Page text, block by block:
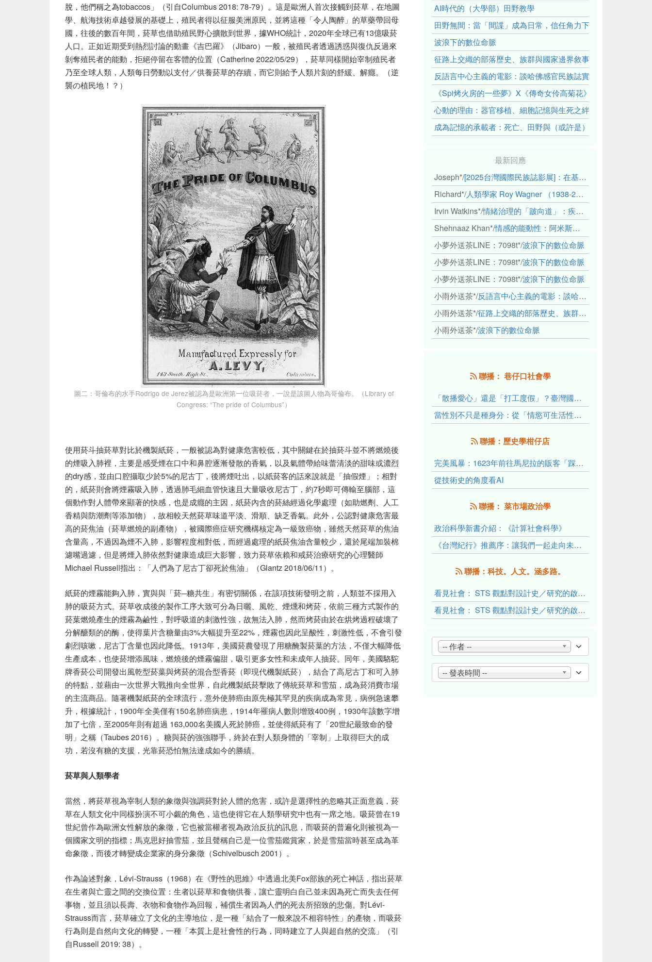
脫，他們稱之為tobaccos」（引自Columbus 2018: 78-79）。這是歐洲人首次接觸到菸草，在地圖
學、航海技術卓越發展的基礎上，殖民者得以征服美洲原民，並將這種「令人陶醉」的草藥帶回母
國，往後的數百年間，菸草也借助殖民野心擴散到世界，據WHO統計，2020年全球已有13億吸菸
人口。正如近期受到熱烈討論的動畫《吉巴羅》（Jibaro）一般，被殖民者透過誘惑與復仇反過來
剝奪殖民者的能動，拒絕停留在客體的位置（Catherine 2022/05/29），菸草同樣開始宰制殖民者
乃至全球人類，人類每日勞動以支付／供養菸草的存續，而它則給予人類片刻的舒緩、解癮。（逆
襲の植民地！？）
圖二：哥倫布的水手Rodrigo de Jerez被認為是歐洲第一位吸菸者，一說是該圖人物為哥倫布。（Library of
Congress: “The pride of Columbus”）
使用菸斗抽菸草對比於機製紙菸，一般被認為對健康危害較低，其中關鍵在於抽菸斗並不將燃燒後
的煙吸入肺裡，主要是感受煙在口中和鼻腔逐漸發散的香氣，以及氣體帶給味蕾清淡的甜味或濃烈
的dry感，並由口腔攝取少於5%的尼古丁，後將煙吐出，以紙菸客的話來說就是「抽假煙」；相對
的，紙菸則會將煙霧吸入肺，透過肺毛細血管快速且大量吸收尼古丁，約7秒即可傳輸至腦部，這
個動作對人體帶來顯著的快感，也是成癮的主因，紙菸內含的菸絲經過化學處理（如助燃劑、人工
香精與防潮劑等添加物），故相較天然菸草味道平淡、滑順、缺乏香氣。此外，公認對健康危害最
高的菸焦油（菸草燃燒的副產物），被國際癌症研究機構核定為一級致癌物，雖然天然菸草的焦油
含量高，不過因為煙不入肺，影響程度相對低，而經過處理的紙菸焦油含量較少，還於尾端加裝棉
濾嘴過濾，但是將煙入肺依然對健康造成巨大影響，致力菸草依賴和戒菸治療研究的心理醫師
Michael Russell指出：「人們為了尼古丁卻死於焦油」（Glantz 2018/06/11）。
紙菸的煙霧能夠入肺，實與與「菸─糖共生」有密切關係，在該項技術發明之前，人類並不採用入
肺的吸菸方式。菸草收成後的製作工序大致可分為日曬、風乾、煙燻和烤菸，依前三種方式製作的
菸葉燃燒產生的煙霧為鹼性，對呼吸道的刺激性強，故無法入肺，然而烤菸由於在烘烤過程破壞了
分解醣類的的酶，使得葉片含糖量由3%大幅提升至22%，煙霧也因此呈酸性，刺激性低，不會引發
劇烈咳嗽，尼古丁含量也因此降低。1913年，美國菸農發現了用糖醃製菸葉的方法，不僅大幅降低
生產成本，也使菸增添風味，燃燒後的煙霧偏甜，吸引更多女性和未成年人抽菸。同年，美國駱駝
牌香菸公司開發出風乾型菸葉與烤菸的混合型香菸（即現代機製紙菸），結合了高尼古丁和可入肺
的特點，並藉由一次世界大戰推向全世界，自此機製紙菸擊敗了傳統菸草和雪茄，成為菸消費市場
的主流商品。隨著機製紙菸的全球流行，意外使肺癌由原先極其罕見的疾病成為常見，病例急速攀
升，根據統計，1900年全美僅有150名肺癌病患，1914年罹病人數則增致400例，1930年該數字增
加了七倍，至2005年則有超過 163,000名美國人死於肺癌，並使得紙菸有了「20世紀最致命的發
明」之稱（Taubes 2016）。糖與菸的強強聯手，終於在對人類身體的「宰制」上取得巨大的成
功，若沒有糖的支援，光靠菸恐怕無法達成如今的勝績。
菸草與人類學者
當然，將菸草視為宰制人類的象徵與強調菸對於人體的危害，或許是選擇性的忽略其正面意義，菸
草在人類文化中同樣扮演不可小覷的角色，這也使得它在人類學研究中也有一席之地。吸菸曾在19
世紀曾作為歐洲女性解放的象徵，它也被當權者視為政治反抗的訊息，而吸菸的普遍化則被視為一
個國家文明的指標；馬克思好抽雪茄，並且聲稱自己是一位雪茄鑑賞家，於是雪茄當時甚至成為革
命象徵，而後才轉變成企業家的身分象徵（Schivelbusch 2001）。
作為論述對象，Lévi-Strauss（1968）在《野性的思維》中透過北美Fox部族的死亡神話，指出菸草
在生者與亡靈之間的交換位置：生者以菸草和食物供養，讓亡靈明白自己並未因為死亡而失去任何
事物，並且須以長壽、衣物和食物作為回報，補償生者因為人們的死去所招致的悲傷。對Lévi-
Strauss而言，菸草確立了文化的主導地位，是一種「結合了一般來說不相容特性」的產物，而吸菸
行為則是自然向文化的轉變，一種「本質上是社會性的行為，同時建立了人與超自然的交流」（引
自Russell 2019: 38）。
AI時代的（大學部）田野教學
田野無間：當「間諜」成為日常，信任角力下的情感伏流
波浪下的數位命脈
征路上交織的部落歷史、族群與國家邊界敘事： 《路有多長》
反語言中心主義的電影：談哈佛感官民族誌實驗室
《Spi烤火房的一些夢》X《傳奇女伶高菊花》： 透過紀錄片
心動的理由：器官移植、細胞記憶與生死之絆
成為記憶的承載者：死亡、田野與（或許是）人類學的成年禮
最新回應
Joseph*/[2025台灣國際民族誌影展]：在基礎設施的邊緣，聆聽人的呼吸
Richard*/人類學家 Roy Wagner （1938-2018）
Irvin Watkins*/情緒治理的「跛向道」：疾病與文化象徵的轉變舉例
Shehnaaz Khan*/情感的能動性：阿米斯音樂節的「對話觀察」
小夢外送茶LINE：7098t*/波浪下的數位命脈
小夢外送茶LINE：7098t*/波浪下的數位命脈
小夢外送茶LINE：7098t*/波浪下的數位命脈
小雨外送茶*/反語言中心主義的電影：談哈佛感官民族誌實驗室
小雨外送茶*/征路上交織的部落歷史、族群與國家邊界敘事： 《路有多長》、《高砂的翅膀》、《檔案／李光輝》
小雨外送茶*/波浪下的數位命脈
聯播： 巷仔口社會學
「散播愛心」還是「打工度假」？臺灣國內與跨國捐卵的利他修辭、金錢動機與身體代價
當性別不只是種身分：從「情慾可生活性」理解跨性別者的身體、慾望與認同探索
聯播：歷史學柑仔店
完美風暴：1623年前往馬尼拉的販客「踩線團」怎麼會困死於澎湖?
從技術史的角度看AI
聯播： 菜市場政治學
政治科學新書介紹：《計算社會科學》
《台灣紀行》推薦序：讓我們一起走向未來文明的備忘錄
聯播：科技。人文。涵多路。
看見社會： STS 觀點對設計史／研究的啟發與反思（下）
看見社會： STS 觀點對設計史／研究的啟發與反思（上）
-- 作者 --
-- 發表時間 --